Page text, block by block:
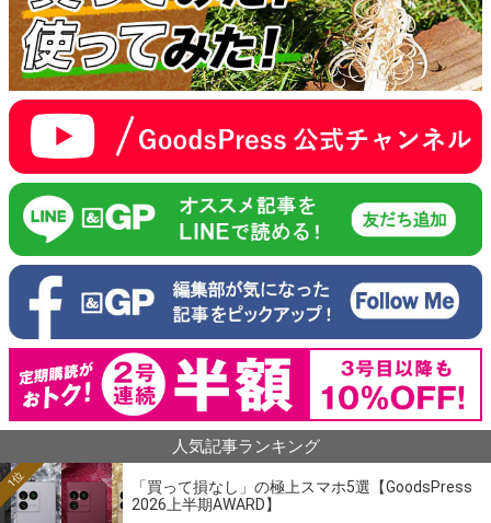
人気記事ランキング
「買って損なし」の極上スマホ5選【GoodsPress
2026上半期AWARD】
1位